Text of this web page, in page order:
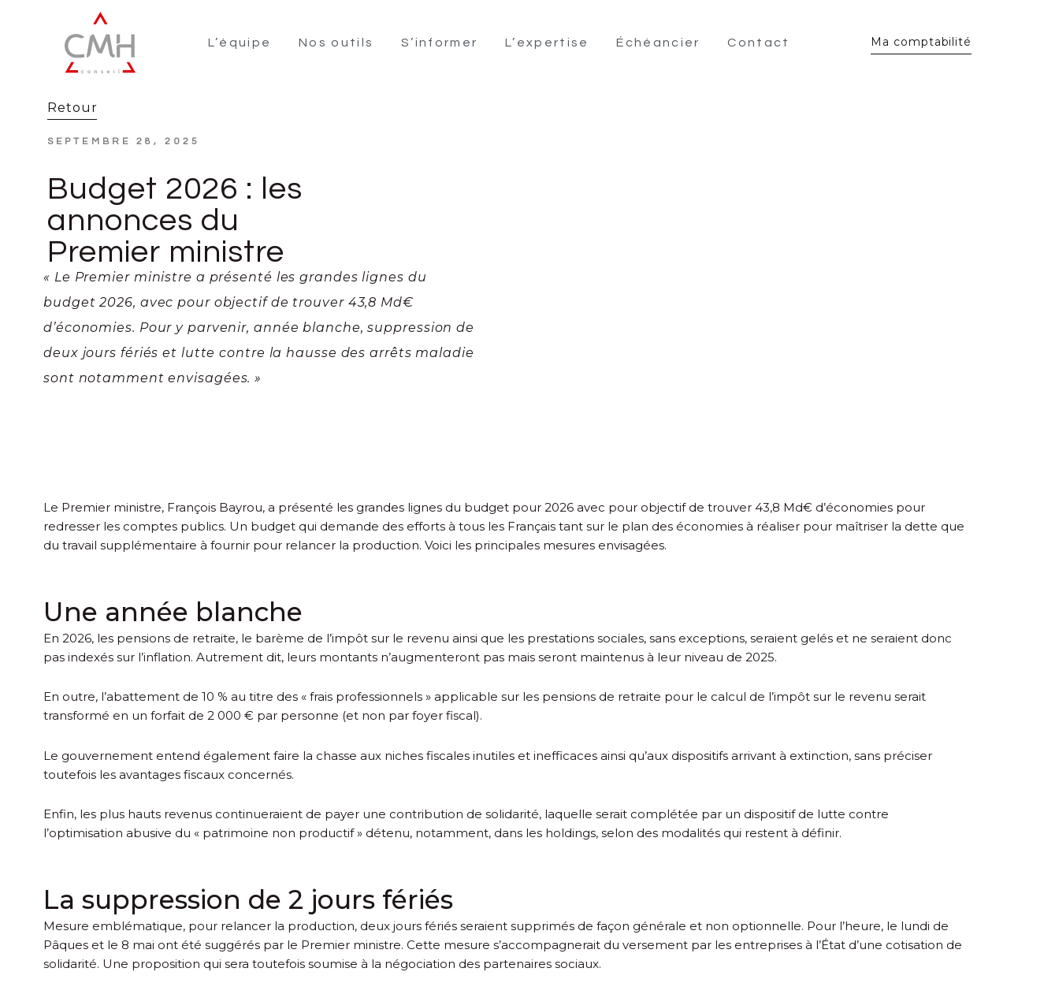
L’équipe Nos outils S’informer L’expertise Échéancier Contact Ma comptabilité
Retour
SEPTEMBRE 28, 2025
Budget 2026 : les
annonces du
Premier ministre
« Le Premier ministre a présenté les grandes lignes du
budget 2026, avec pour objectif de trouver 43,8 Md€
d’économies. Pour y parvenir, année blanche, suppression de
deux jours fériés et lutte contre la hausse des arrêts maladie
sont notamment envisagées. »
Le Premier ministre, François Bayrou, a présenté les grandes lignes du budget pour 2026 avec pour objectif de trouver 43,8 Md€ d’économies pour
redresser les comptes publics. Un budget qui demande des efforts à tous les Français tant sur le plan des économies à réaliser pour maîtriser la dette que
du travail supplémentaire à fournir pour relancer la production. Voici les principales mesures envisagées.
Une année blanche
En 2026, les pensions de retraite, le barème de l’impôt sur le revenu ainsi que les prestations sociales, sans exceptions, seraient gelés et ne seraient donc
pas indexés sur l’inflation. Autrement dit, leurs montants n’augmenteront pas mais seront maintenus à leur niveau de 2025.
En outre, l’abattement de 10 % au titre des « frais professionnels » applicable sur les pensions de retraite pour le calcul de l’impôt sur le revenu serait
transformé en un forfait de 2 000 € par personne (et non par foyer fiscal).
Le gouvernement entend également faire la chasse aux niches fiscales inutiles et inefficaces ainsi qu’aux dispositifs arrivant à extinction, sans préciser
toutefois les avantages fiscaux concernés.
Enfin, les plus hauts revenus continueraient de payer une contribution de solidarité, laquelle serait complétée par un dispositif de lutte contre
l’optimisation abusive du « patrimoine non productif » détenu, notamment, dans les holdings, selon des modalités qui restent à définir.
La suppression de 2 jours fériés
Mesure emblématique, pour relancer la production, deux jours fériés seraient supprimés de façon générale et non optionnelle. Pour l’heure, le lundi de
Pâques et le 8 mai ont été suggérés par le Premier ministre. Cette mesure s’accompagnerait du versement par les entreprises à l’État d’une cotisation de
solidarité. Une proposition qui sera toutefois soumise à la négociation des partenaires sociaux.